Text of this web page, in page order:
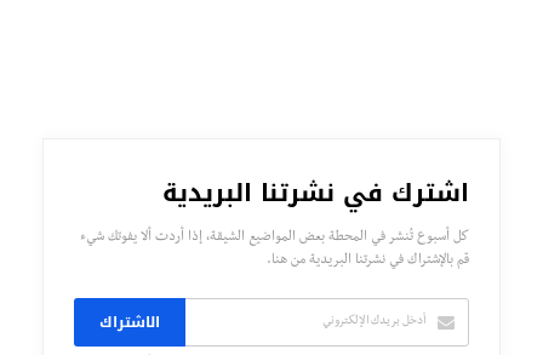
اشترك في نشرتنا البريدية
كل أسبوع تُنشر في المحطة بعض المواضيع الشيقة، إذا أردت ألا يفوتك شيء
قم بالإشتراك في نشرتنا البريدية من هنا.
الاشتراك